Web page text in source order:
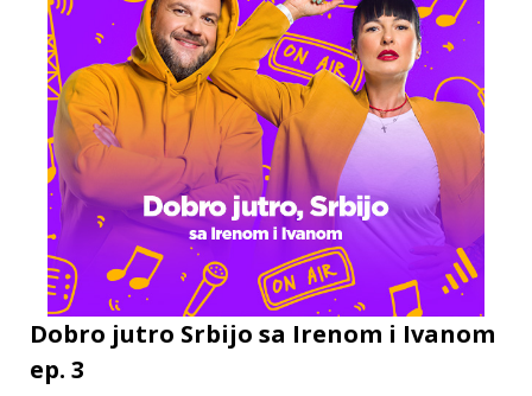
Dobro jutro Srbijo sa Irenom i Ivanom
ep. 3